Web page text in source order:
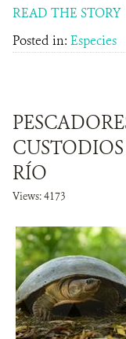
READ THE STORY
Posted in: Especies
RÍO
Views: 4173